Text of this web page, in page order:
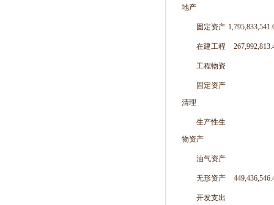
地产
固定资产
在建工程
工程物资
固定资产
清理
生产性生
物资产
油气资产
无形资产
开发支出